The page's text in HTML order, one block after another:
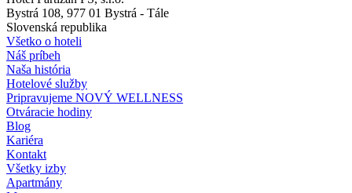
Bystrá 108, 977 01 Bystrá - Tále
Slovenská republika
Všetko o hoteli
Náš príbeh
Naša história
Hotelové služby
Pripravujeme NOVÝ WELLNESS
Otváracie hodiny
Blog
Kariéra
Kontakt
Všetky izby
Apartmány